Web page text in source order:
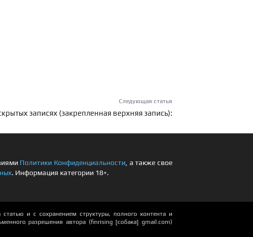
Следующая статья
записях (закрепленная верхняя запись):
Политики Конфиденциальности , а также свое
. Информация категории 18+.
и с сохранением структуры, полного контента и
разрешения автора (finrising [собака] gmail.com)